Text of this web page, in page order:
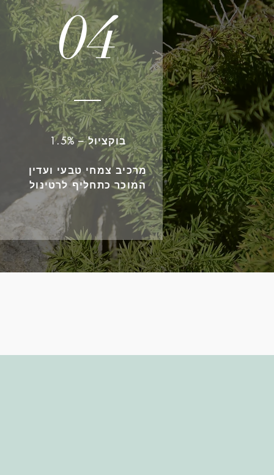
04
בוקציול – 1.5%
מרכיב צמחי טבעי ועדין
המוכר כתחליף לרטינול